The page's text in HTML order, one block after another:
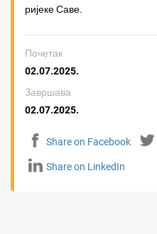
ријеке Саве.
Почетак
02.07.2025.
Завршава
02.07.2025.
Share on Facebook
Share on LinkedIn